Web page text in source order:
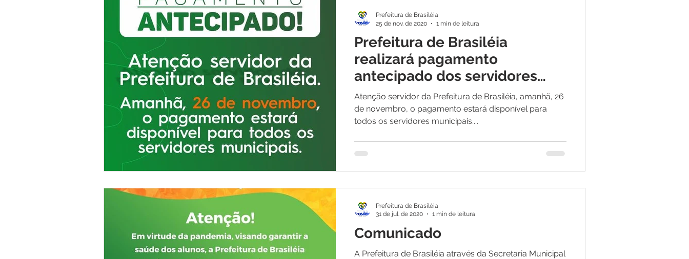
Prefeitura de Brasiléia
realizará pagamento
antecipado dos servidores
municipais
Atenção servidor da Prefeitura de Brasiléia, amanhã, 26
de novembro, o pagamento estará disponível para
todos os servidores municipais....
Prefeitura de Brasiléia
25 de nov. de 2020
1 min de leitura
Comunicado
A Prefeitura de Brasiléia através da Secretaria Municipal
Prefeitura de Brasiléia
31 de jul. de 2020
1 min de leitura